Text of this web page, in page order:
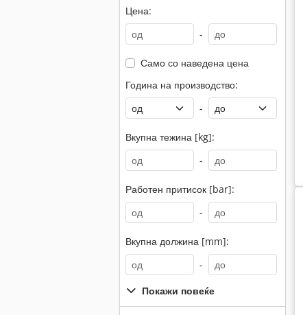
Цена:
-
Само со наведена цена
Година на производство:
-
Вкупна тежина [kg]:
-
Работен притисок [bar]:
-
Вкупна должина [mm]:
-
Покажи повеќе